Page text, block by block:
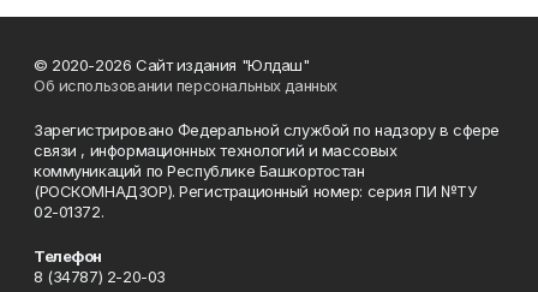
© 2020-2026 Сайт издания "Юлдаш"
Об использовании персональных данных
Зарегистрировано Федеральной службой по надзору в сфере
связи , информационных технологий и массовых
коммуникаций по Республике Башкортостан
(РОСКОМНАДЗОР). Регистрационный номер: серия ПИ №ТУ
02-01372.
Телефон
8 (34787) 2-20-03